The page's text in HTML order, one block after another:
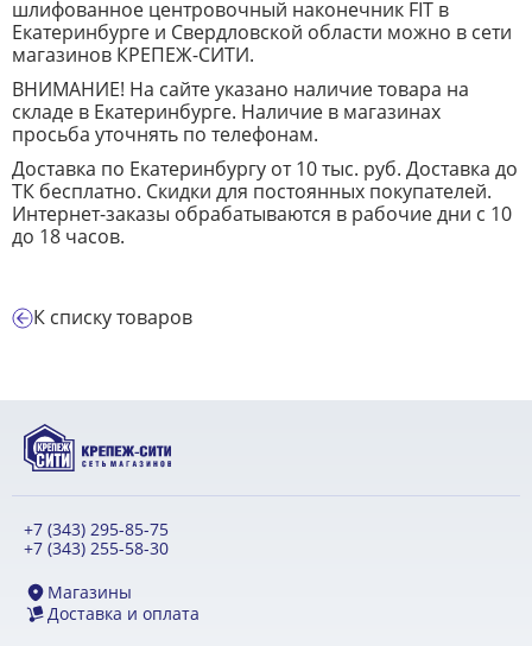
шлифованное центровочный наконечник FIT в
Екатеринбурге и Свердловской области можно в сети
магазинов КРЕПЕЖ-СИТИ.
ВНИМАНИЕ! На сайте указано наличие товара на
складе в Екатеринбурге. Наличие в магазинах
просьба уточнять по телефонам.
Доставка по Екатеринбургу от 10 тыс. руб. Доставка до
ТК бесплатно. Скидки для постоянных покупателей.
Интернет-заказы обрабатываются в рабочие дни с 10
до 18 часов.
К списку товаров
+7 (343) 295-85-75
+7 (343) 255-58-30
Магазины
Доставка и оплата